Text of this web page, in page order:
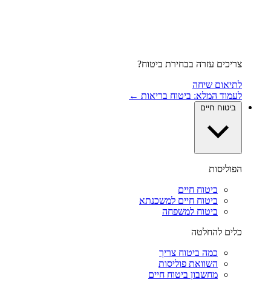
צריכים עזרה בבחירת ביטוח?
לתיאום שיחה
לעמוד המלא: ביטוח בריאות ←
ביטוח חיים
הפוליסות
ביטוח חיים
ביטוח חיים למשכנתא
ביטוח למשפחה
כלים להחלטה
כמה ביטוח צריך
השוואת פוליסות
מחשבון ביטוח חיים